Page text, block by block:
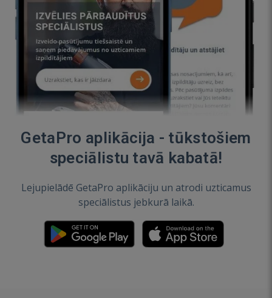
GetaPro aplikācija - tūkstošiem
speciālistu tavā kabatā!
Lejupielādē GetaPro aplikāciju un atrodi uzticamus
speciālistus jebkurā laikā.